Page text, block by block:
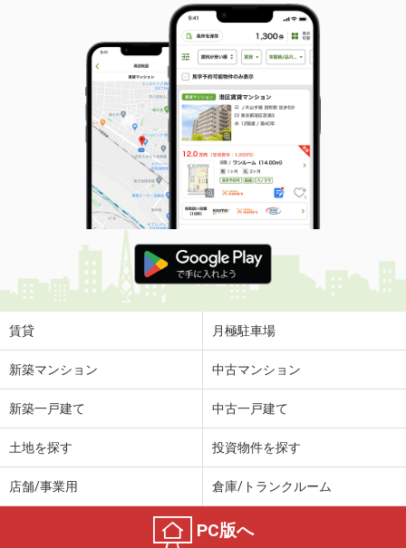
賃貸 月極駐車場
新築マンション 中古マンション
新築一戸建て 中古一戸建て
土地を探す 投資物件を探す
店舗/事業用 倉庫/トランクルーム
PC版へ